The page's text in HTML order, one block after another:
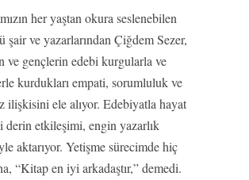
her yaştan okura seslenebilen
şair ve yazarlarından Çiğdem Sezer,
ve gençlerin edebi kurgularla ve
kurdukları empati, sorumluluk ve
ilişkisini ele alıyor. Edebiyatla hayat
derin etkileşimi, engin yazarlık
aktarıyor. Yetişme sürecimde hiç
“Kitap en iyi arkadaştır,” demedi.